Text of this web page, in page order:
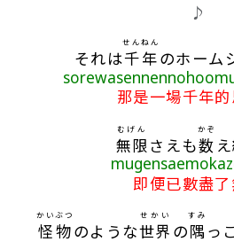
♪
それは千
せん
年
ねん
のホーム
那是一場千年
無限
むげん
さえも数
かぞ
え
即便已數盡
怪物
かいぶつ
のような世界
せかい
の隅
すみ
っ